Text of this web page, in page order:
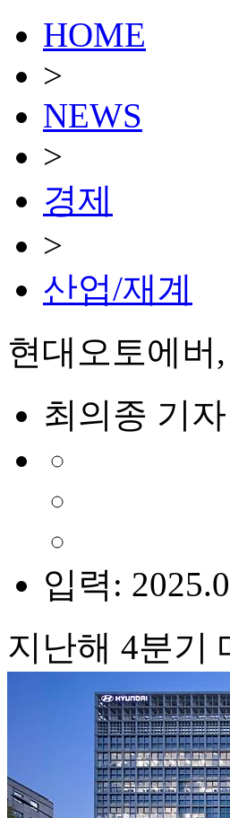
HOME
>
NEWS
>
경제
>
산업/재계
현대오토에버
최의종 기자
입력:
지난해 4분기